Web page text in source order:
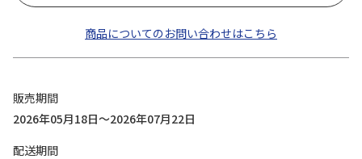
商品についてのお問い合わせはこちら
販売期間
2026年05月18日～2026年07月22日
配送期間